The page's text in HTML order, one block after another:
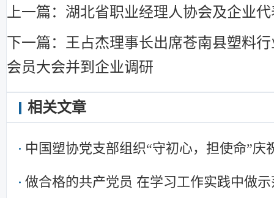
上一篇：湖北省职业经理人协会及企业
下一篇：王占杰理事长出席苍南县塑料
会员大会并到企业调研
相关文章
中国塑协党支部组织“守初心，担使命”庆
暨集中学习
做合格的共产党员 在学习工作实践中做